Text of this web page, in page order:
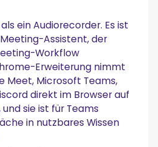
ein Audiorecorder. Es ist
Assistent, der
Workflow
Erweiterung nimmt
Meet, Microsoft Teams,
direkt im Browser auf
sie ist für Teams
in nutzbares Wissen